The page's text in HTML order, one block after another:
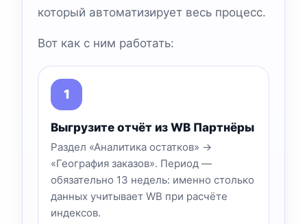
который автоматизирует весь процесс.
Вот как с ним работать:
Выгрузите отчёт из WB Партнёры
Раздел «Аналитика остатков» →
«География заказов». Период —
обязательно 13 недель: именно столько
данных учитывает WB при расчёте
индексов.